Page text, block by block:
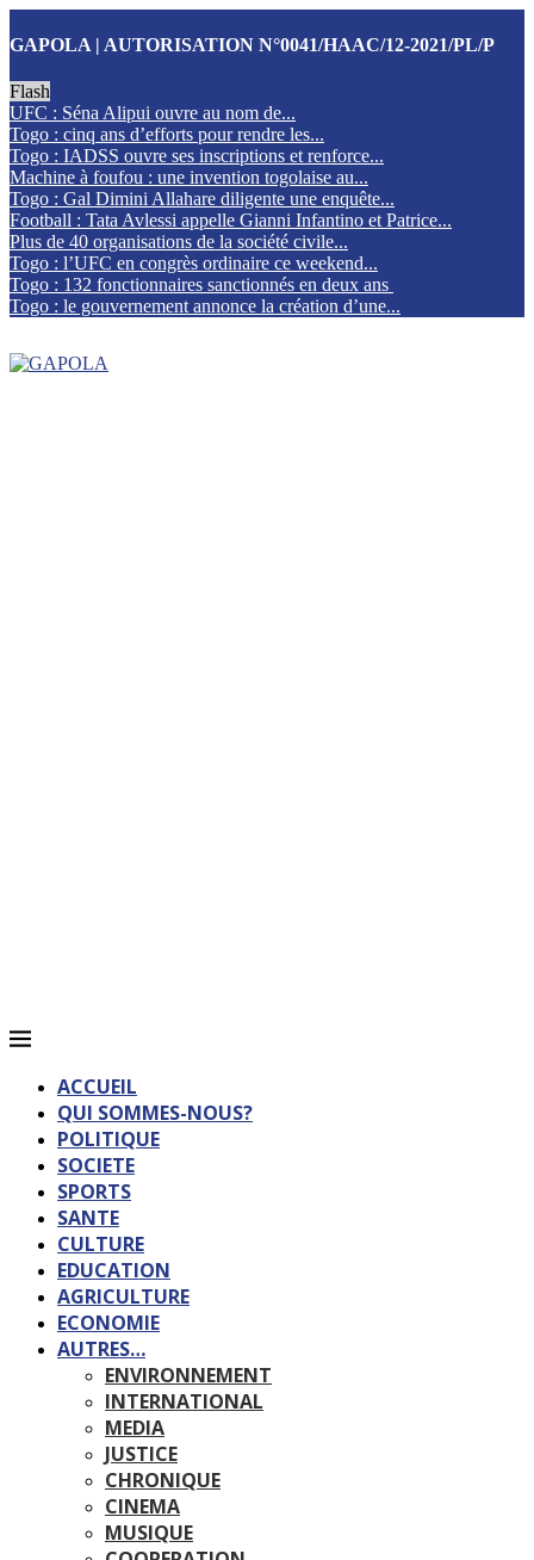
GAPOLA | AUTORISATION N°0041/HAAC/12-2021/PL/P
Flash
UFC : Séna Alipui ouvre au nom de...
Togo : cinq ans d’efforts pour rendre les...
Togo : IADSS ouvre ses inscriptions et renforce...
Machine à foufou : une invention togolaise au...
Togo : Gal Dimini Allahare diligente une enquête...
Football : Tata Avlessi appelle Gianni Infantino et Patrice...
Plus de 40 organisations de la société civile...
Togo : l’UFC en congrès ordinaire ce weekend...
Togo : 132 fonctionnaires sanctionnés en deux ans
Togo : le gouvernement annonce la création d’une...
ACCUEIL
QUI SOMMES-NOUS?
POLITIQUE
SOCIETE
SPORTS
SANTE
CULTURE
EDUCATION
AGRICULTURE
ECONOMIE
AUTRES…
ENVIRONNEMENT
INTERNATIONAL
MEDIA
JUSTICE
CHRONIQUE
CINEMA
MUSIQUE